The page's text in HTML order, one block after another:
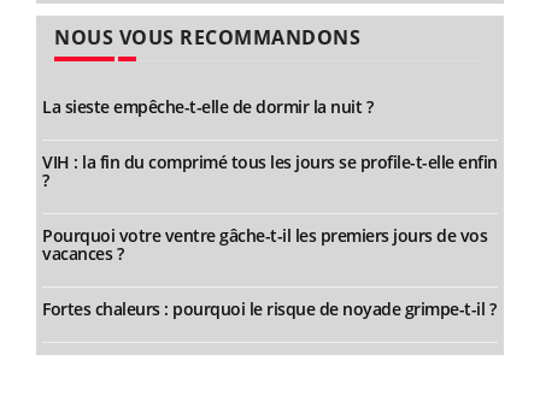
NOUS VOUS RECOMMANDONS
La sieste empêche-t-elle de dormir la nuit ?
VIH : la fin du comprimé tous les jours se profile-t-elle enfin
?
Pourquoi votre ventre gâche-t-il les premiers jours de vos
vacances ?
Fortes chaleurs : pourquoi le risque de noyade grimpe-t-il ?